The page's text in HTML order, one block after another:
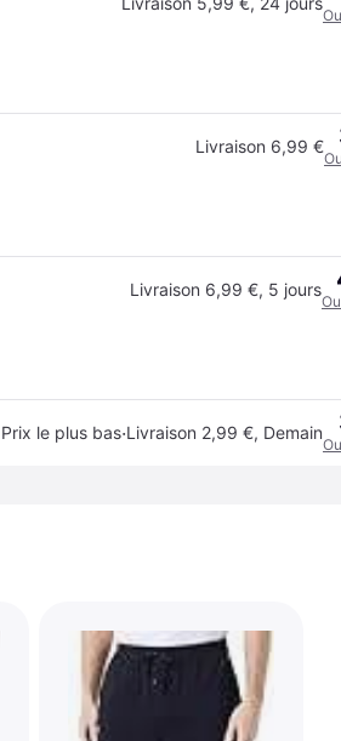
Livraison 6,99 €
Livraison 6,99 €, 5 jours
Prix le plus bas·Livraison 2,99 €, Demain